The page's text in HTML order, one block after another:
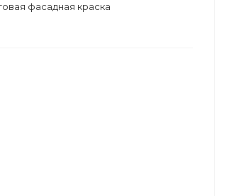
фасадная краска